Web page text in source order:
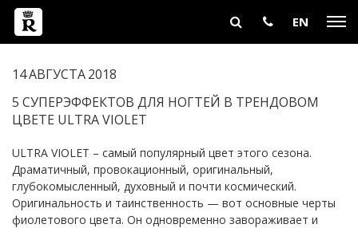
EN
14АВГУСТА2018
5 СУПЕРЭФФЕКТОВ ДЛЯ НОГТЕЙ В ТРЕНДОВОМ
ЦВЕТЕ ULTRA VIOLET
ULTRA VIOLET – самый популярный цвет этого сезона.
Драматичный, провокационный, оригинальный,
глубокомысленный, духовный и почти космический.
Оригинальность и таинственность — вот основные черты
фиолетового цвета. Он одновременно завораживает и